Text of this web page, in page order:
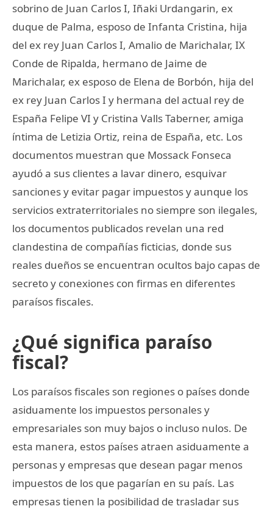
sobrino de Juan Carlos I, Iñaki Urdangarin, ex
duque de Palma, esposo de Infanta Cristina, hija
del ex rey Juan Carlos I, Amalio de Marichalar, IX
Conde de Ripalda, hermano de Jaime de
Marichalar, ex esposo de Elena de Borbón, hija del
ex rey Juan Carlos I y hermana del actual rey de
España Felipe VI y Cristina Valls Taberner, amiga
íntima de Letizia Ortiz, reina de España, etc. Los
documentos muestran que Mossack Fonseca
ayudó a sus clientes a lavar dinero, esquivar
sanciones y evitar pagar impuestos y aunque los
servicios extraterritoriales no siempre son ilegales,
los documentos publicados revelan una red
clandestina de compañías ficticias, donde sus
reales dueños se encuentran ocultos bajo capas de
secreto y conexiones con firmas en diferentes
paraísos fiscales.
¿Qué significa paraíso
fiscal?
Los paraísos fiscales son regiones o países donde
asiduamente los impuestos personales y
empresariales son muy bajos o incluso nulos. De
esta manera, estos países atraen asiduamente a
personas y empresas que desean pagar menos
impuestos de los que pagarían en su país. Las
empresas tienen la posibilidad de trasladar sus